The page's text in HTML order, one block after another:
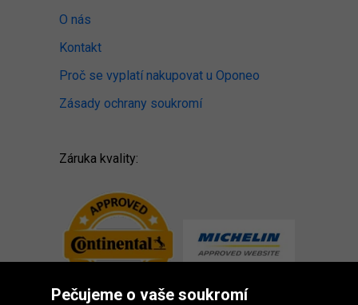
O nás
Kontakt
Proč se vyplatí nakupovat u Oponeo
Zásady ochrany soukromí
Záruka kvality:
Pečujeme o vaše soukromí